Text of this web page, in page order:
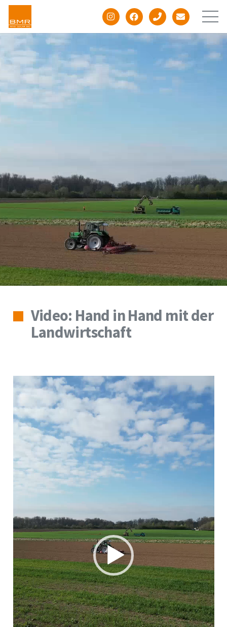
Unternehmen
Windenergie
Photovoltaik
Batteriespeicher
Video: Hand in Hand mit der
Landwirtschaft
Video-
Player